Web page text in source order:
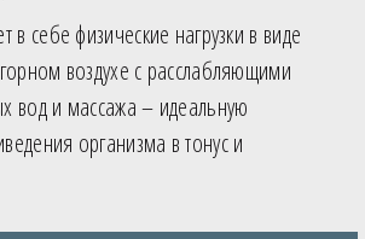
в себе физические нагрузки в виде
воздухе с расслабляющими
вод и массажа – идеальную
организма в тонус и